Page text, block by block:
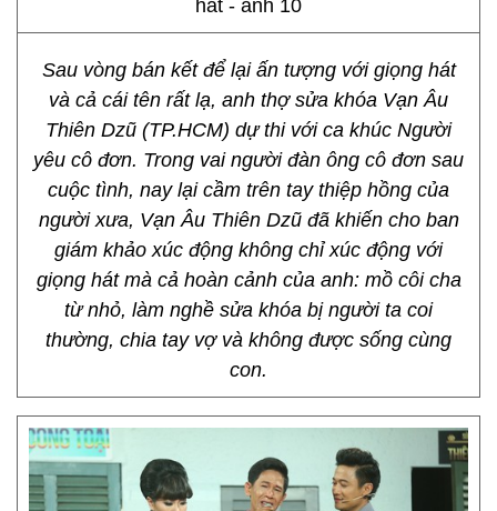
Sau vòng bán kết để lại ấn tượng với giọng hát
và cả cái tên rất lạ, anh thợ sửa khóa Vạn Âu
Thiên Dzũ (TP.HCM) dự thi với ca khúc Người
yêu cô đơn. Trong vai người đàn ông cô đơn sau
cuộc tình, nay lại cầm trên tay thiệp hồng của
người xưa, Vạn Âu Thiên Dzũ đã khiến cho ban
giám khảo xúc động không chỉ xúc động với
giọng hát mà cả hoàn cảnh của anh: mồ côi cha
từ nhỏ, làm nghề sửa khóa bị người ta coi
thường, chia tay vợ và không được sống cùng
con.